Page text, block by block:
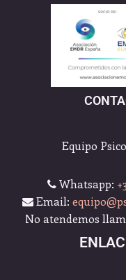
Equipo
Whatsapp:
Email:
No atendemos